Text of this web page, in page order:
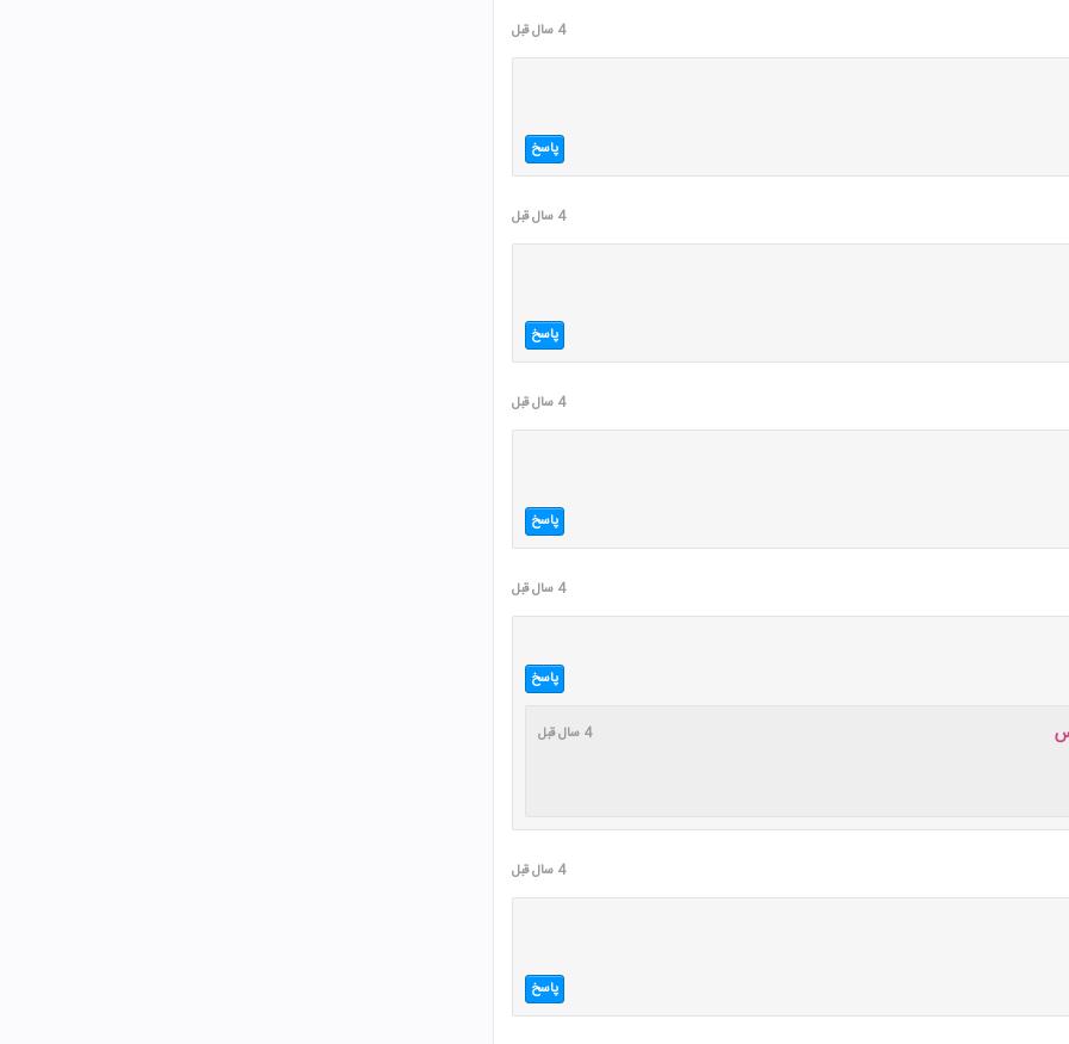
4 سال قبل
پاسخ
4 سال قبل
پاسخ
4 سال قبل
پاسخ
4 سال قبل
پاسخ
4 سال قبل
4 سال قبل
پاسخ